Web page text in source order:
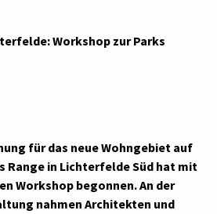
Workshop zur Parks
für das neue Wohngebiet auf
Range in Lichterfelde Süd hat mit
Workshop begonnen. An der
nahmen Architekten und